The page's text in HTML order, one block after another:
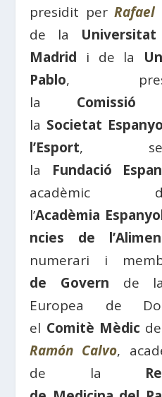
presidit per Rafael
de la Universitat
Madrid i de la
Pablo,
la Comissió
la Societat
l’Esport,
la Fundació
acadèmic
l’Acadèmia
ncies de l’
numerari i
de Govern de la
Europea de
el Comitè Mèdic de
Ramón Calvo,
de la